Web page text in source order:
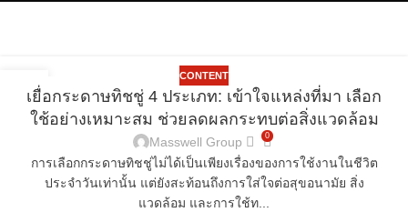
20
พ.ย.
CONTENT
เยื่อกระดาษทิชชู่ 4 ประเภท: เข้าใจแหล่งที่มา เลือก
ใช้อย่างเหมาะสม ช่วยลดผลกระทบต่อสิ่งแวดล้อม
Masswell Group 0
การเลือกกระดาษทิชชู่ไม่ได้เป็นเพียงเรื่องของการใช้งานในชีวิต
ประจำวันเท่านั้น แต่ยังสะท้อนถึงการใส่ใจต่อสุขอนามัย สิ่ง
แวดล้อม และการใช้ท...